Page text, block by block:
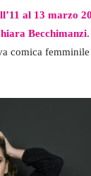
al 13 marzo
Becchimanzi
comica